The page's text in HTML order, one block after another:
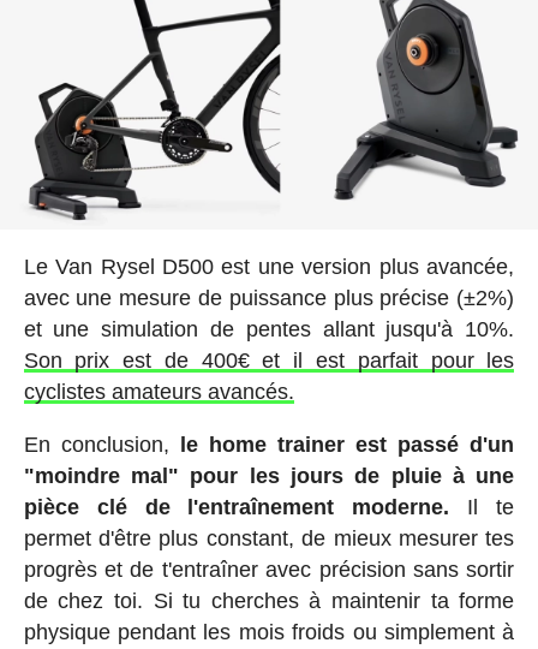
Le Van Rysel D500 est une version plus avancée,
avec une mesure de puissance plus précise (±2%)
et une simulation de pentes allant jusqu'à 10%.
Son prix est de 400€ et il est parfait pour les
cyclistes amateurs avancés.
En conclusion, le home trainer est passé d'un
"moindre mal" pour les jours de pluie à une
pièce clé de l'entraînement moderne. Il te
permet d'être plus constant, de mieux mesurer tes
progrès et de t'entraîner avec précision sans sortir
de chez toi. Si tu cherches à maintenir ta forme
physique pendant les mois froids ou simplement à